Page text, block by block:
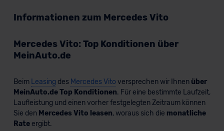
Mercedes eVito Kastenwagen
Nutzfahrzeug
Informationen zum Mercedes Vito
Mercedes Vito: Top Konditionen über
MeinAuto.de
Beim Leasing des Mercedes Vito versprechen wir Ihnen über
MeinAuto.de Top Konditionen. Für eine bestimmte Laufzeit,
Laufleistung und einen vorher festgelegten Zeitraum können
Sie den Mercedes Vito leasen, woraus sich die monatliche
Rateergibt.